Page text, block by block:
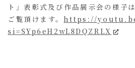
ト」表彰式及び作品展示会の様子
ご覧頂けます。 https://
si=SYp6eH2wL8DQZRLX